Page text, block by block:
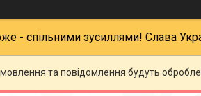
- спільними зусиллями! Слава
та повідомлення будуть